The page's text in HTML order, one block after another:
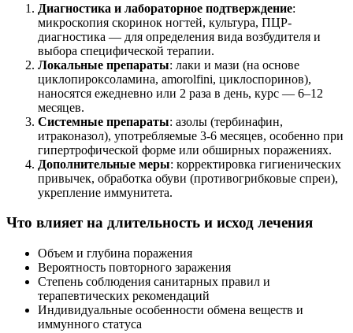
Диагностика и лабораторное подтверждение:
микроскопия скоринок ногтей, культура, ПЦР-
диагностика — для определения вида возбудителя и
выбора специфической терапии.
Локальные препараты: лаки и мази (на основе
циклопироксоламина, amorolfini, циклоспоринов),
наносятся ежедневно или 2 раза в день, курс — 6–12
месяцев.
Системные препараты: азолы (тербинафин,
итраконазол), употребляемые 3-6 месяцев, особенно при
гипертрофической форме или обширных поражениях.
Дополнительные меры: корректировка гигиенических
привычек, обработка обуви (противогрибковые спреи),
укрепление иммунитета.
Что влияет на длительность и исход лечения
Объем и глубина поражения
Вероятность повторного заражения
Степень соблюдения санитарных правил и
терапевтических рекомендаций
Индивидуальные особенности обмена веществ и
иммунного статуса